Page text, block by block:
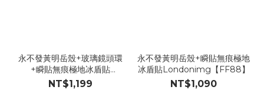
永不發黃明岳殼+玻璃鏡頭環
+瞬貼無痕極地冰盾貼
【GG44】
NT$1,199
永不發黃明岳殼+瞬貼無痕極地
冰盾貼Londonimg【FF88】
NT$1,090